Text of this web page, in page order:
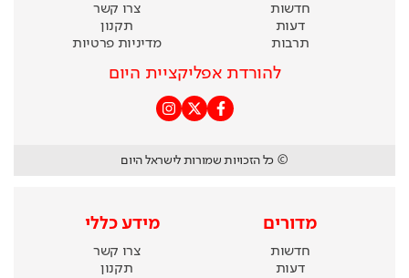
חדשות
דעות
תרבות
צרו קשר
תקנון
מדיניות פרטיות
להורדת אפליקציית היום
© כל הזכויות שמורות לישראל היום
מדורים
חדשות
דעות
מידע כללי
צרו קשר
תקנון